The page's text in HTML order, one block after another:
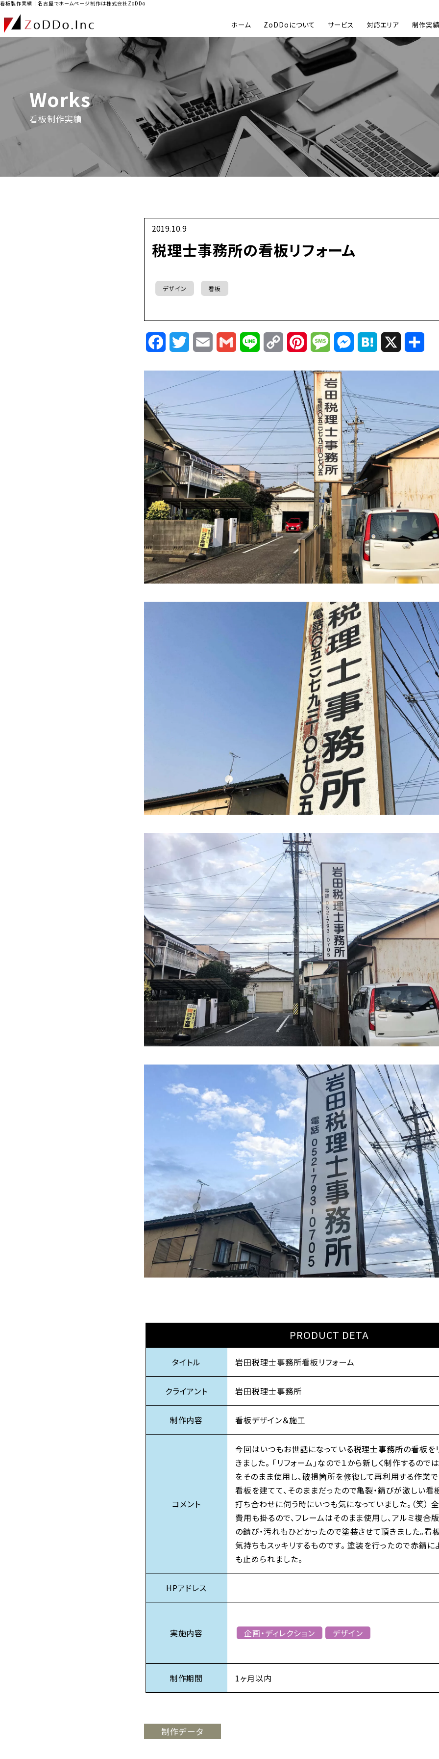
看板製作実績｜名古屋でホームページ制作は株式会社ZoDDo
ホーム ZoDDoについて サービス 対応エリア 制作実績
Works
看板制作実績
2019.10.9
税理士事務所の看板リフォーム
デザイン 看板
FacebookTwitterEmail Gmail Line
Copy
Link
PinterestMessageMessenger
Hatena
PRODUCT DETA
タイトル 岩田税理士事務所看板リフォーム
クライアント 岩田税理士事務所
制作内容 看板デザイン＆施工
コメント
今回はいつもお世話になっている税理士事務所の看板を
きました。 「リフォーム」なので１から新しく制作するので
をそのまま使用し、破損箇所を修復して再利用する作業で
看板を建てて、そのままだったので亀裂・錆びが激しい看
打ち合わせに伺う時にいつも気になっていました。（笑）
費用も掛るので、フレームはそのまま使用し、アルミ複合
の錆び・汚れもひどかったので塗装させて頂きました。看
気持ちもスッキリするものです。 塗装を行ったので赤錆
も止められました。
HPアドレス
実施内容 企画・ディレクション デザイン
制作期間 1ヶ月以内
制作データ